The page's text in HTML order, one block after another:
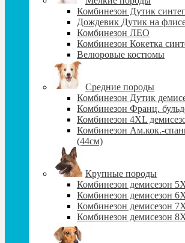
Комбинезон Дутик
Дождевик Дутик на
Комбинезон ЛЕО
Комбинезон Кокетка
Велюровые костюмы
Средние породы
Комбинезон Дутик
Комбинезон Франц.
Комбинезон 4XL
Комбинезон Ам.кок.-
(44см)
Крупные породы
Комбинезон демисезон
Комбинезон демисезон
Комбинезон демисезон
Комбинезон демисезон